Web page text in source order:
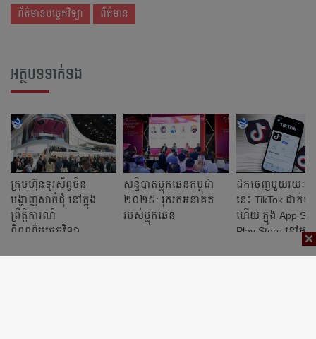
ព័ត៌មានបច្ចេកវិទ្យា ព័ត៌មាន
អត្ថបទទាក់ទង
ក្រុមហ៊ុនទូរស័ព្ទចិន
បង្ហាញសាច់ដុំ នៅក្នុង
ព្រឹត្តិការណ៍
ពិពណ៌បច្ចេកវិទ្យា
សន្និបាតប្លុកឆេនកម្ពុជា
២០២៥: រុករកអនាគត
របស់ប្លុកឆេន
ដកចេញមួយរយៈ
នេះ TikTok ដាក់
ហើយ ក្នុង App
Play Store នៅអា